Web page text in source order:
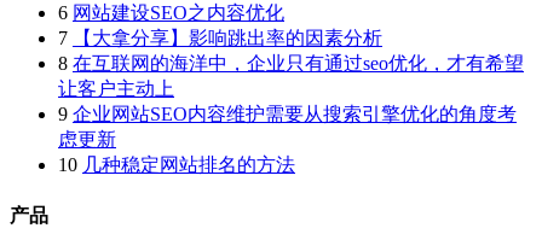
6 网站建设SEO之内容优化
7
【大拿分享】影响跳出率的因素分析
8 在互联网的海洋中，企业只有通过seo优化，才有希望
让客户主动上
9 企业网站SEO内容维护需要从搜索引擎优化的角度考
虑更新
10 几种稳定网站排名的方法
产品